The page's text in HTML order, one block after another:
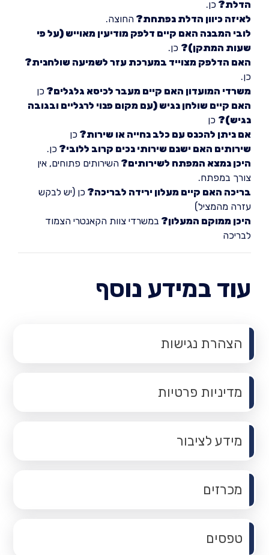
הדלת? כן.
לאיזה כיוון הדלת נפתחת? החוצה.
לובי המבנה האם קיים דלפק מודיעין מאוייש (על פי
שעות המתקן)? כן.
האם הדלפק מצוייד במערכת עזר לשמיעה שולחנית?
כן.
משרדי המועדון האם קיים מעבר לכיסא גלגלים? כן
האם קיים שולחן נגיש (עם מקום פנוי לרגליים ובגובה
נגיש)? כן
אם ניתן להכנס עם כלב נחייה או שירות? כן
שירותים האם ישנם שירותי נכים קרוב ללובי? כן.
היכן נמצא המפתח לשירותים? השירותים פתוחים, אין
צורך במפתח.
בריכה האם קיים מעלון ירידה לבריכה? כן (יש לבקש
עזרה מהמציל)
היכן ממוקם המעלון? במשרדי צוות הקאנטרי הצמוד
לבריכה
עוד במידע נוסף
הצהרת נגישות
מדיניות פרטיות
מידע לציבור
מכרזים
טפסים